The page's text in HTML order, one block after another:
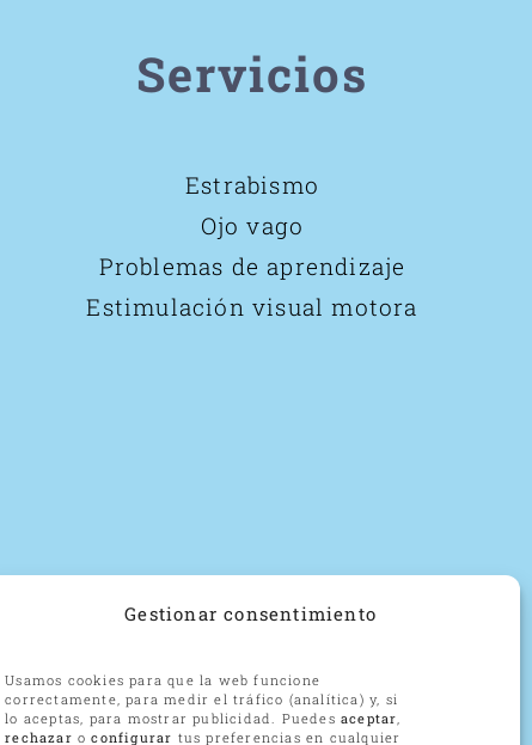
Gestionar consentimiento
Usamos cookies para que la web funcione
correctamente, para medir el tráfico (analítica) y, si
lo aceptas, para mostrar publicidad. Puedes aceptar,
rechazar oconfigurar tus preferencias en cualquier
Servicios
Estrabismo
Ojo vago
Problemas de aprendizaje
Estimulación visual motora